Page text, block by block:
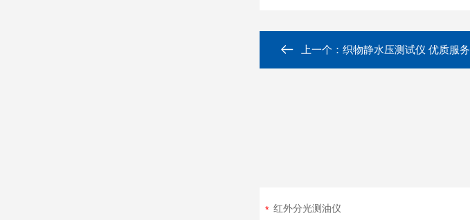
上一个：织物静水压测试仪 优质服务